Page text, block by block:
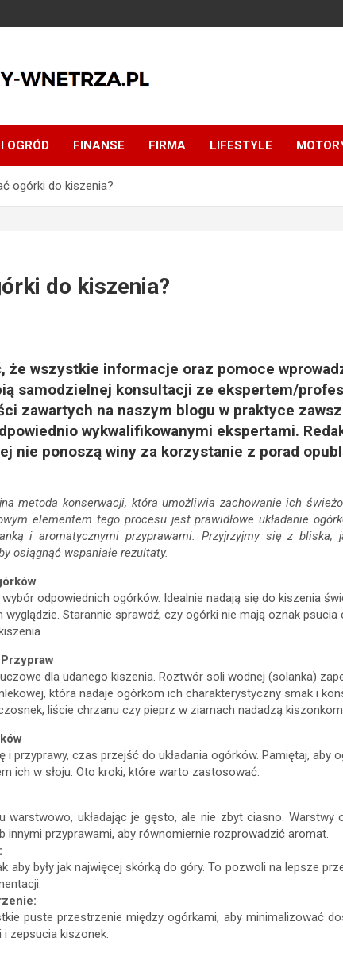
OGRÓD FINANSE FIRMA LIFESTYLE
ogórki do kiszenia?
do kiszenia?
że wszystkie informacje oraz pomoce
samodzielnej konsultacji ze ekspertem/
zawartych na naszym blogu w praktyce
wykwalifikowanymi ekspertami.
nie ponoszą winy za korzystanie z porad
metoda konserwacji, która umożliwia zachowanie ich
elementem tego procesu jest prawidłowe układanie
i aromatycznymi przyprawami. Przyjrzyjmy się z bliska,
osiągnąć wspaniałe rezultaty.
odpowiednich ogórków. Idealnie nadają się do kiszenia
Starannie sprawdź, czy ogórki nie mają oznak
dla udanego kiszenia. Roztwór soli wodnej (solanka)
która nadaje ogórkom ich charakterystyczny smak i
liście chrzanu czy pieprz w ziarnach nadadzą
przyprawy, czas przejść do układania ogórków. Pamiętaj, aby
ich w słoju. Oto kroki, które warto zastosować:
warstwowo, układając je gęsto, ale nie zbyt ciasno. Warstwy
innymi przyprawami, aby równomiernie rozprowadzić aromat.
aby były jak najwięcej skórką do góry. To pozwoli na lepsze
puste przestrzenie między ogórkami, aby minimalizować
zepsucia kiszonek.